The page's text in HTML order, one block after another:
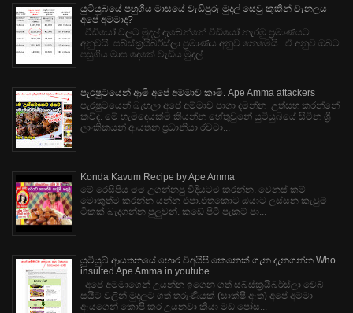
යුටියුබයේ පහුගිය මාසයේ වැඩිපුරු මුදල් සෙවු කුකින් චැනලය
අපේ අම්මාද?
වීඩියෝ වලට මුදල් දැබෙන්නේ වීඩියෝ නැරඹු ප්‍රමාණයට
අනුවයි. සබ්ස්ක්‍රයිබර්ස්ලා ප්‍රමාණය අනුව නෙමෙයි. ඒ අනුව ඔබට
පසුගිය මාස දෙකේ වැඩිය මුදල් ...
පැරෂුටයෙන් ආමි අපේ අම්මාව කාමි. Ape Amma attackers
පැරෂුටයෙන් බැහලා අපේ අම්මාව පාගා දමන්න උත්සහ කරන්නේ
කව්ද. මේ හැමදෙයක්ම කියන්න හේතුවුනේ යුටියුබයේ සිටින ශ්‍රී
ලාංකිකයන් ආයතන ප්‍රධානියා රවටා...
Konda Kavum Recipe by Ape Amma
මේ රෙසිපිය මම උගන්නපු විදියටම කරන්න. වෙනස් කම්
මොකුත්ම කරන්න යන්න එපා.එතකොට ඔයාට ලස්සන කැවුම්
ටිකක් බැදගන්න පුලුවන්. කඩේ පිටි පැකට් පා...
යුටියුබ් ආයතනයේ හොර විඅයිපි කෙනෙක් ගැන දැනගන්න Who
insulted Ape Amma in youtube
අපේ අම්මාගෙන් උයන්න ඉගෙන ගත් සබ්ස්ක්‍රයිබර්ස්ලා වෙබ්
සයිට් වලින් මුදලට ගත් තරුණියක් (සාක්ෂි ඇත) අපේ අම්මා
ඇයගෙන් කොපි කර උයනවා කියා මඩ පෝස...